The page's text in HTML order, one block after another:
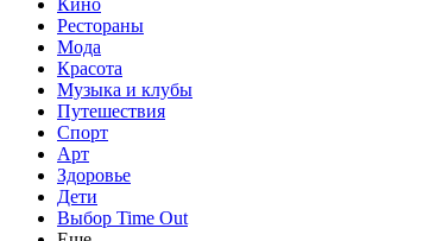
Кино
Рестораны
Мода
Красота
Музыка и клубы
Путешествия
Спорт
Арт
Здоровье
Дети
Выбор Time Out